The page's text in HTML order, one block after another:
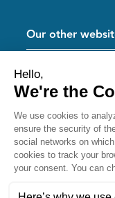
Our other
Mémoires vives
Useful links
Shoah Memorial
The Milles camp